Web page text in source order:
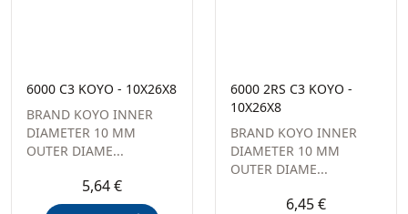
6000 C3 KOYO - 10X26X8
BRAND KOYO INNER
DIAMETER 10 MM
OUTER DIAME...
5,64 €
6000 2RS C3 KOYO -
10X26X8
BRAND KOYO INNER
DIAMETER 10 MM
OUTER DIAME...
6,45 €